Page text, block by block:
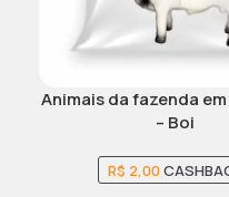
Animais da fazenda
– Boi
R$ 2,00